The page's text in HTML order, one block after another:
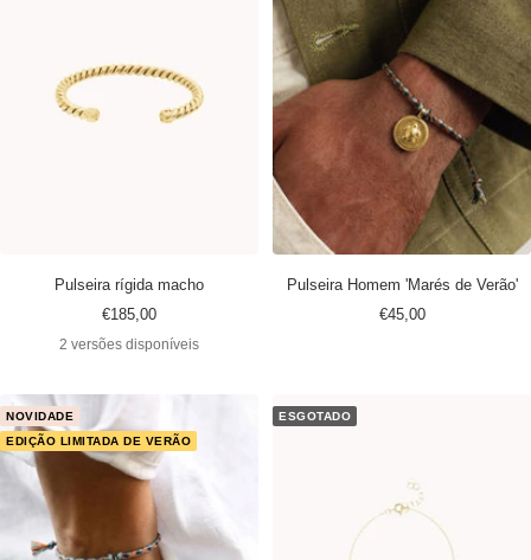
Pulseira rígida macho
Preço
promocional
€185,00
2 versões disponíveis
Pulseira Homem 'Marés de Verão'
Preço
€45,00
NOVIDADE
EDIÇÃO LIMITADA DE VERÃO
ESGOTADO